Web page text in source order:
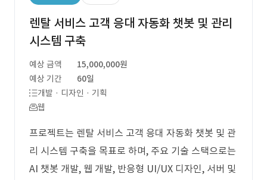
렌탈 서비스 고객 응대 자동화 챗봇 및 관리
시스템 구축
예상 금액
15,000,000원
예상 기간
60일
개발 · 디자인 · 기획
웹
프로젝트는 렌탈 서비스 고객 응대 자동화 챗봇 및 관
리 시스템 구축을 목표로 하며, 주요 기술 스택으로는
AI 챗봇 개발, 웹 개발, 반응형 UI/UX 디자인, 서버 및